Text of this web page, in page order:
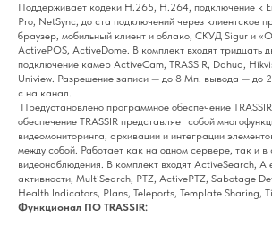
Поддерживает кодеки H.265, Н.264, подключение к
Pro, NetSync, до ста подключений через клиентское
браузер, мобильный клиент и облако, СКУД Sigur и
ActivePOS, ActiveDome. В комплект входят тридцать
подключение камер ActiveCam, TRASSIR, Dahua,
Uniview. Разрешение записи — до 8 Мп. вывода — до
с на канал.
Предустановлено программное обеспечение
обеспечение TRASSIR представляет собой
видеомониторинга, архивации и интеграции
между собой. Работает как на одном сервере, так и в
видеонаблюдения. В комплект входят ActiveSearch,
активности, MultiSearch, PTZ, ActivePTZ, Sabotage
Health Indicators, Plans, Teleports, Template Sharing,
Функционал ПО TRASSIR: